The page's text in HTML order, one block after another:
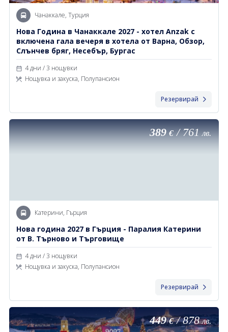
Чанаккале, Турция
Новa Година в Чанаккале 2027 - хотел Anzak с
включена гала вечеря в хотела от Варна, Обзор,
Слънчев бряг, Несебър, Бургас
4 дни / 3 нощувки
Нощувка и закуска, Полупансион
Резервирай
389 €/761 лв.
Катерини, Гърция
Нова година 2027 в Гърция - Паралия Катерини
от В. Търново и Търговище
4 дни / 3 нощувки
Нощувка и закуска, Полупансион
Резервирай
449 €/878 лв.